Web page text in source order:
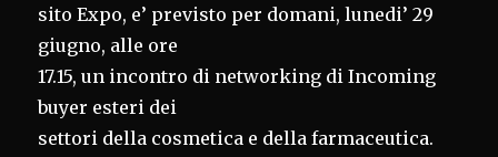
sito Expo, e’ previsto per domani, lunedi’ 29
giugno, alle ore
17.15, un incontro di networking di Incoming
buyer esteri dei
settori della cosmetica e della farmaceutica.